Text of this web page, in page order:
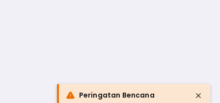
Peringatan Bencana